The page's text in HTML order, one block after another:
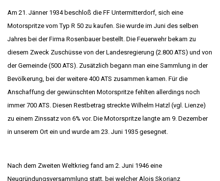
Am 21. Jänner 1934 beschloß die FF Untermitterdorf, sich eine
Motorspritze vom Typ R 50 zu kaufen. Sie wurde im Juni des selben
Jahres bei der Firma Rosenbauer bestellt. Die Feuerwehr bekam zu
diesem Zweck Zuschüsse von der Landesregierung (2.800 ATS) und von
der Gemeinde (500 ATS). Zusätzlich begann man eine Sammlung in der
Bevölkerung, bei der weitere 400 ATS zusammen kamen. Für die
Anschaffung der gewünschten Motorspritze fehlten allerdings noch
immer 700 ATS. Diesen Restbetrag streckte Wilhelm Hatzl (vgl. Lienze)
zu einem Zinssatz von 6% vor. Die Motorspritze langte am 9. Dezember
in unserem Ort ein und wurde am 23. Juni 1935 gesegnet.
Nach dem Zweiten Weltkrieg fand am 2. Juni 1946 eine
Neugründungsversammlung statt, bei welcher Alois Skorjanz